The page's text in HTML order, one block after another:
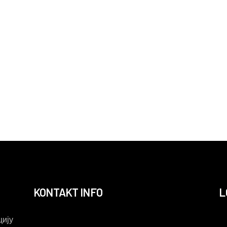
KONTAKT INFO